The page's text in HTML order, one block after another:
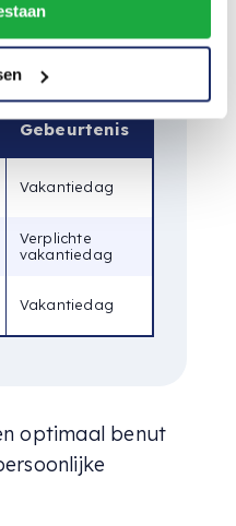
2024
Gebeurtenis
Vakantiedag
Verplichte
vakantiedag
Vakantiedag
optimaal benut